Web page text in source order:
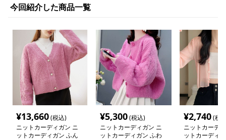
今回紹介した商品一覧
¥13,660(税込)
ニットカーディガン ニ
ットカーディガン ふん
¥5,300(税込)
ニットカーディガン ニ
ットカーディガン ふわ
¥2,740(税
ニットカーデ
ットカーディ